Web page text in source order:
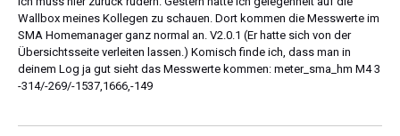
Wallbox meines Kollegen zu schauen. Dort kommen die Messwerte im
SMA Homemanager ganz normal an. V2.0.1 (Er hatte sich von der
Übersichtsseite verleiten lassen.) Komisch finde ich, dass man in
deinem Log ja gut sieht das Messwerte kommen: meter_sma_hm M4 3
-314/-269/-1537,1666,-149